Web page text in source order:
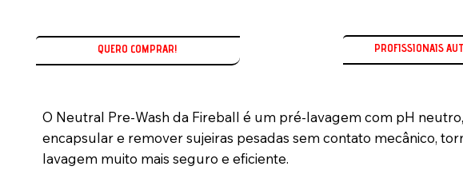
QUERO COMPRAR!
O Neutral Pre-Wash da Fireball é um pré-lavagem com pH
encapsular e remover sujeiras pesadas sem contato mecânico,
lavagem muito mais seguro e eficiente.